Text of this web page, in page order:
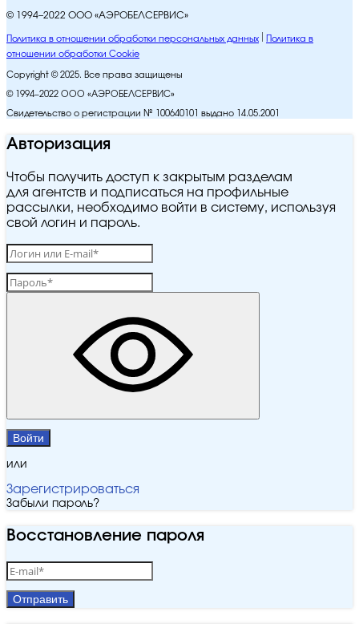
© 1994–2022 ООО «АЭРОБЕЛСЕРВИС»
Политика в отношении обработки персональных данных
Политика в
отношении обработки Cookie
Copyright © 2025. Все права защищены
© 1994–2022 ООО «АЭРОБЕЛСЕРВИС»
Свидетельство о регистрации № 100640101 выдано 14.05.2001
Авторизация
Чтобы получить доступ к закрытым разделам
для агентств и подписаться на профильные
рассылки, необходимо войти в систему, используя
свой логин и пароль.
Войти
или
Зарегистрироваться
Забыли пароль?
Восстановление пароля
Отправить